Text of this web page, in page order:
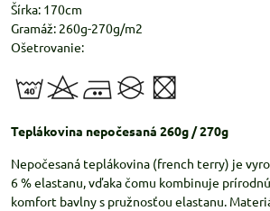
Šírka: 170cm
Gramáž: 260g-270g/m2
Ošetrovanie:
Teplákovina nepočesaná 260g / 270g
Nepočesaná teplákovina (french terry) je
6 % elastanu, vďaka čomu kombinuje
komfort bavlny s pružnosťou elastanu.